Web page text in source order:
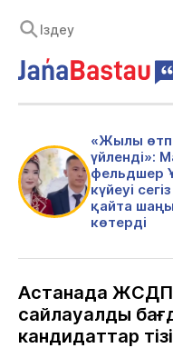
«Жылы
үйленді»:
фельдшер
күйеуі
қайта
көтерді
Астанада ЖСДП-
сайлауалды
кандидаттар